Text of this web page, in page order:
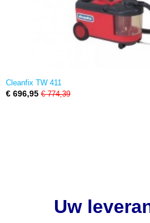
Cleanfix TW 411
€ 696,95 € 774,39
Uw